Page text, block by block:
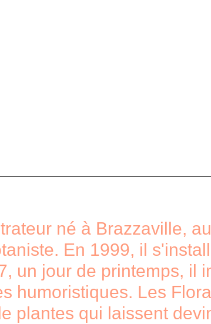
né à Brazzaville,
En 1999, il
un jour de printemps, il
humoristiques. Les
plantes qui laissent